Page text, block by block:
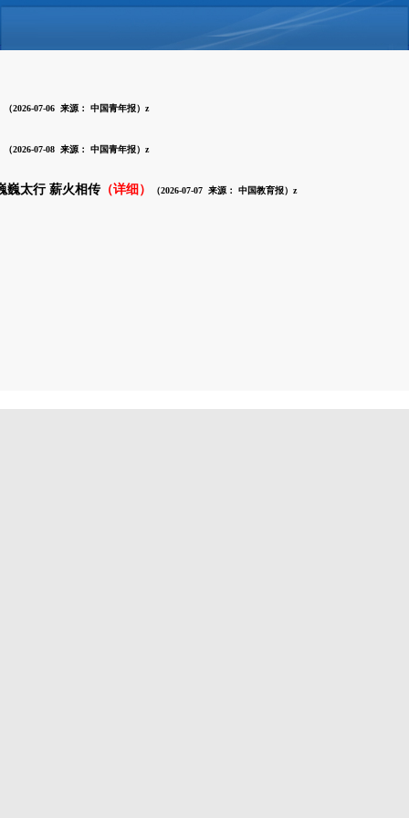
（2026-07-06 来源： 中国青年报）z
（2026-07-08 来源： 中国青年报）z
巍太行 薪火相传 （详细） （2026-07-07 来源： 中国教育报）z